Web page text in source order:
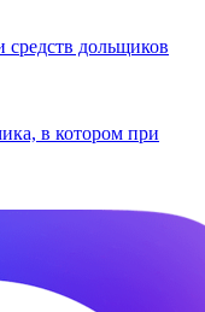
дольщиков
в котором при